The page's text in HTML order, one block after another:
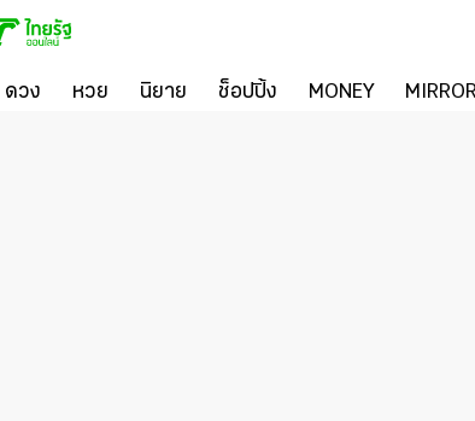
ดวง หวย นิยาย ช็อปปิ้ง MONEY MIRROR